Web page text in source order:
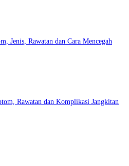
Jenis, Rawatan dan Cara Mencegah
Rawatan dan Komplikasi Jangkitan